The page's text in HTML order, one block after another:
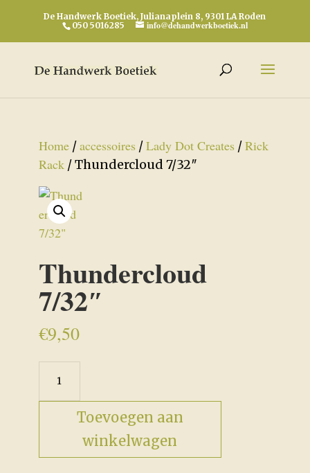
De Handwerk Boetiek, Julianaplein 8, 9301 LA Roden
050 5016285
info@dehandwerkboetiek.nl
Home/accessoires /Lady Dot Creates /Rick
Rack/ Thundercloud 7/32″
Thundercloud
7/32″
€9,50
7/32"
aantal
Toevoegen aan
winkelwagen